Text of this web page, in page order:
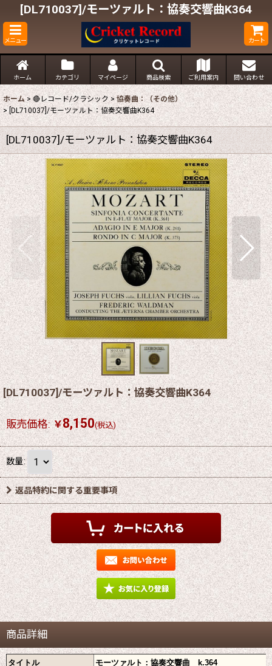
[DL710037]/モーツァルト：協奏交響曲K364
メニュー カート
ホーム カテゴリ マイページ 商品検索 ご利用案内 問い合わせ
ホーム > 🔴レコード/クラシック > 協奏曲：（その他）
> [DL710037]/モーツァルト：協奏交響曲K364
[DL710037]/モーツァルト：協奏交響曲K364
[DL710037]/モーツァルト：協奏交響曲K364
販売価格: ￥8,150(税込)
数量:
返品特約に関する重要事項
商品詳細
タイトル モーツァルト：協奏交響曲 k.364